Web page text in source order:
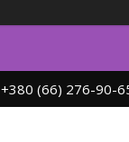
+380 (66) 276-90-